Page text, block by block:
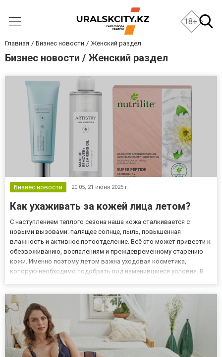
18+
Главная Бизнес новости Женский раздел
Бизнес новости / Женский раздел
Бизнес новости 20:05, 21 июня 2025 г.
Как ухаживать за кожей лица летом?
С наступлением теплого сезона наша кожа сталкивается с
новыми вызовами: палящее солнце, пыль, повышенная
влажность и активное потоотделение. Всё это может привести к
обезвоживанию, воспалениям и преждевременному старению
кожи. Именно поэтому летом важна уходовая косметика,
которую необходимо подобрать под изменившиеся условия. В
Почему летн...